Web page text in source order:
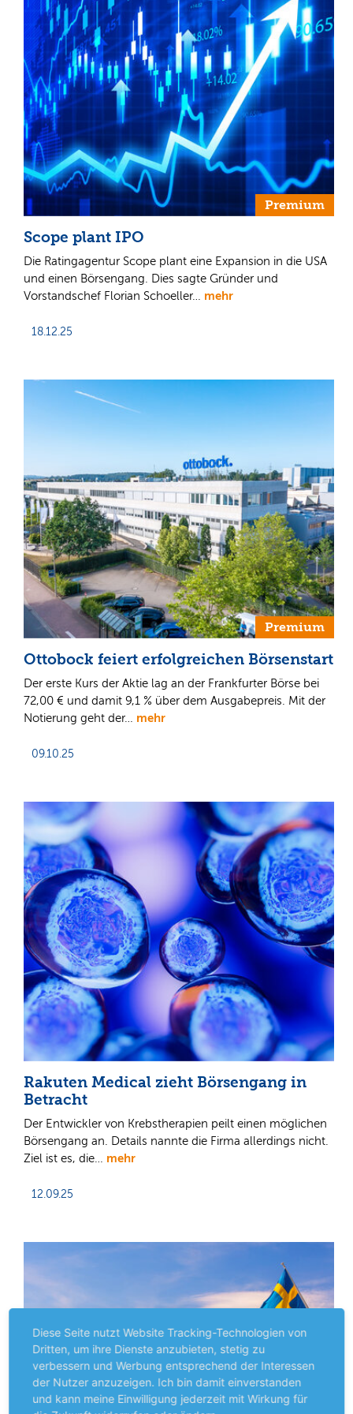
Premium
Scope plant IPO
Die Ratingagentur Scope plant eine Expansion in die USA
und einen Börsengang. Dies sagte Gründer und
Vorstandschef Florian Schoeller… mehr
18.12.25
Premium
Ottobock feiert erfolgreichen Börsenstart
Der erste Kurs der Aktie lag an der Frankfurter Börse bei
72,00 € und damit 9,1 % über dem Ausgabepreis. Mit der
Notierung geht der… mehr
09.10.25
Rakuten Medical zieht Börsengang in
Betracht
Der Entwickler von Krebstherapien peilt einen möglichen
Börsengang an. Details nannte die Firma allerdings nicht.
Ziel ist es, die… mehr
12.09.25
Diese Seite nutzt Website Tracking-Technologien von
Dritten, um ihre Dienste anzubieten, stetig zu
verbessern und Werbung entsprechend der Interessen
der Nutzer anzuzeigen. Ich bin damit einverstanden
und kann meine Einwilligung jederzeit mit Wirkung für